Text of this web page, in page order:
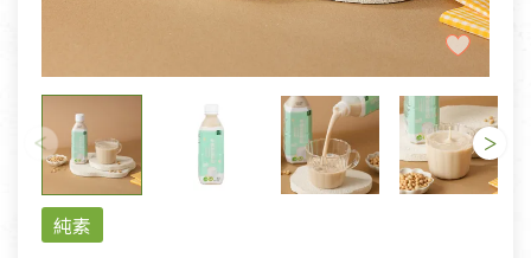
純素